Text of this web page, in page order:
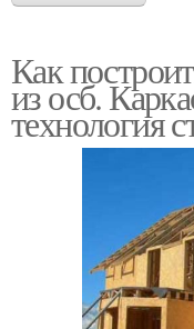
Как
из осб.
технология